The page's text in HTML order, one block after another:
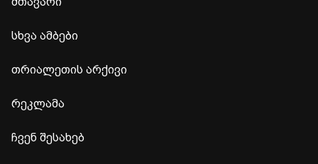
სხვა ამბები
თრიალეთის არქივი
რეკლამა
ჩვენ შესახებ